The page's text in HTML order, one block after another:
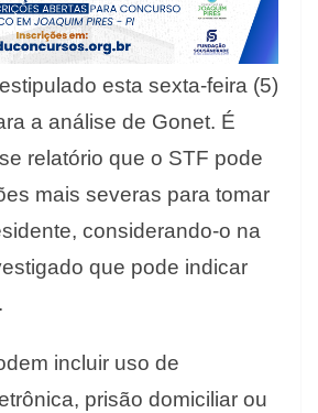
esta sexta-feira (5)
a análise de Gonet. É
relatório que o STF pode
mais severas para tomar
considerando-o na
que pode indicar
incluir uso de
prisão domiciliar ou